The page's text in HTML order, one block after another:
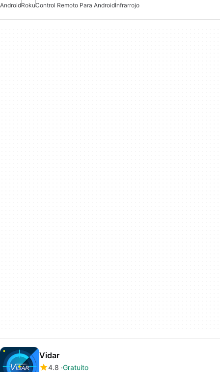
AndroidRokuControl Remoto Para AndroidInfrarrojo
Vidar
4.8 Gratuito